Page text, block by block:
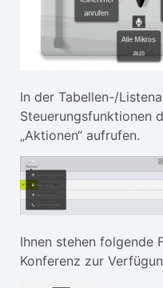
In der Tabellen-/
Steuerungsfunktionen
„Aktionen“ aufrufen.
Ihnen stehen folgende
Konferenz zur